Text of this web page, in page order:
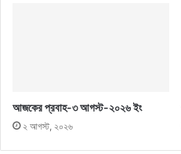
আজকের প্রবাহ-৩ আগস্ট-২০২৬ ইং
২ আগস্ট, ২০২৬